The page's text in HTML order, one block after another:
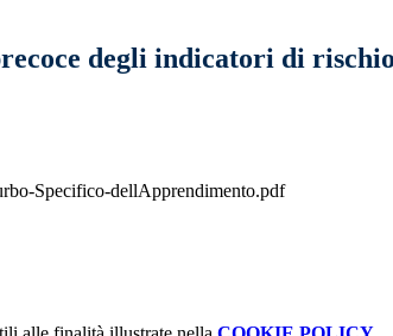
degli indicatori di
Specifico-dellApprendimento.pdf